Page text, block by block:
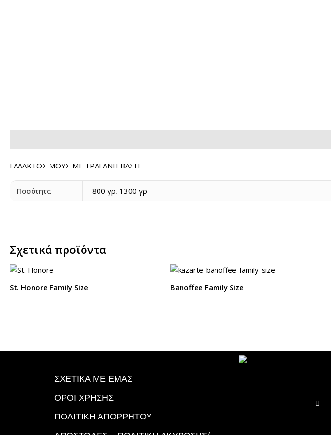
ΓΑΛΑΚΤΟΣ ΜΟΥΣ ΜΕ ΤΡΑΓΑΝΗ ΒΑΣΗ
Ποσότητα 800 γρ, 1300 γρ
Σχετικά προϊόντα
St. Honore Family Size Banoffee Family Size
ΣΧΕΤΙΚΑ ΜΕ ΕΜΑΣ
ΟΡΟΙ ΧΡΗΣΗΣ
ΠΟΛΙΤΙΚΗ ΑΠΟΡΡΗΤΟΥ
F
a